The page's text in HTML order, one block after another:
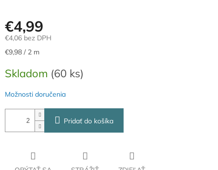
€4,99
€4,06 bez DPH
Jednotková
€9,98 / 2 m
Skladom (60 ks)
Možnosti doručenia
Pridať do košíka